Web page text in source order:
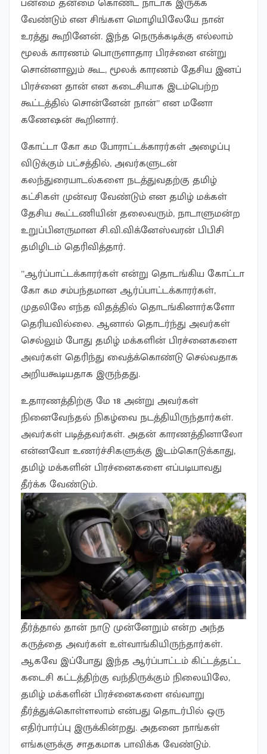
வேண்டும் என சிங்கள மொழியிலேயே நான்
உரத்து கூறினேன். இந்த நெருக்கடிக்கு எல்லாம்
மூலக் காரணம் பொருளாதார பிரச்னை என்று
சொன்னாலும் கூட, மூலக் காரணம் தேசிய இனப்
பிரச்னை தான் என கடைசியாக இடம்பெற்ற
கூட்டத்தில் சொன்னேன் நான்” என மனோ
கணேஷன் கூறினார்.
கோட்டா கோ கம போராட்டக்காரர்கள் அழைப்பு
விடுக்கும் பட்சத்தில், அவர்களுடன்
கலந்துரையாடல்களை நடத்துவதற்கு தமிழ்
கட்சிகள் முன்வர வேண்டும் என தமிழ் மக்கள்
தேசிய கூட்டணியின் தலைவரும், நாடாளுமன்ற
உறுப்பினருமான சி.வி.விக்னேஸ்வரன் பிபிசி
தமிழிடம் தெரிவித்தார்.
”ஆர்ப்பாட்டக்காரர்கள் என்று தொடங்கிய கோட்டா
கோ கம சம்பந்தமான ஆர்ப்பாட்டக்காரர்கள்,
முதலிலே எந்த விதத்தில் தொடங்கினார்களோ
தெரியவில்லை. ஆனால் தொடர்ந்து அவர்கள்
செல்லும் போது தமிழ் மக்களின் பிரச்னைகளை
அவர்கள் தெரிந்து வைத்க்கொண்டு செல்வதாக
அறியகூடியதாக இருந்தது.
உதாரணத்திற்கு மே 18 அன்று அவர்கள்
நினைவேந்தல் நிகழ்வை நடத்தியிருந்தார்கள்.
அவர்கள் படித்தவர்கள். அதன் காரணத்தினாலோ
என்னவோ உணர்ச்சிகளுக்கு இடம்கொடுக்காது,
தமிழ் மக்களின் பிரச்னைகளை எப்படியாவது
தீர்க்க வேண்டும்.
தீர்த்தால் தான் நாடு முன்னேறும் என்ற அந்த
கருத்தை அவர்கள் உள்வாங்கியிருந்தார்கள்.
ஆகவே இப்போது இந்த ஆர்ப்பாட்டம் கிட்டத்தட்ட
கடைசி கட்டத்திற்கு வந்திருக்கும் நிலையிலே,
தமிழ் மக்களின் பிரச்னைகளை எவ்வாறு
தீர்த்துக்கொள்ளலாம் என்பது தொடர்பில் ஒரு
எதிர்பார்ப்பு இருக்கின்றது. அதனை நாங்கள்
எங்களுக்கு சாதகமாக பாவிக்க வேண்டும்.